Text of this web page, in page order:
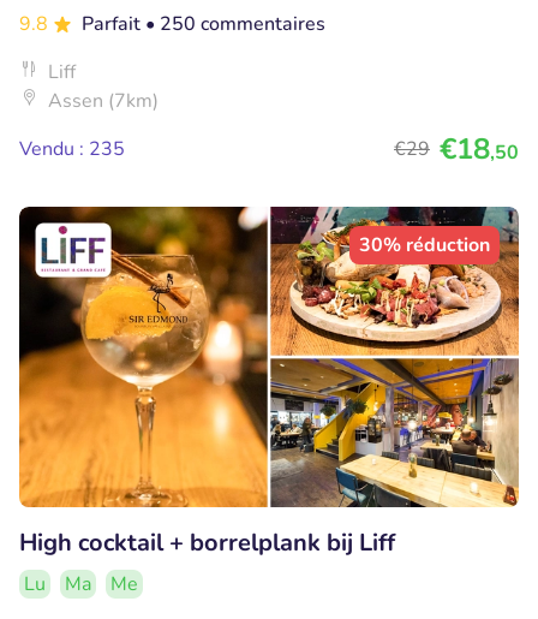
9.8
Parfait • 250 commentaires
Liff
Assen (7km)
Vendu : 235
€29 €18,50
30% réduction
High cocktail + borrelplank bij Liff
Lu Ma
Me